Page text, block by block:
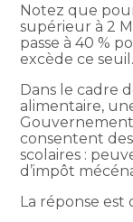
Notez que
supérieur à 2
passe à 40 %
excède ce seuil.
Dans le cadre
alimentaire,
consentent
scolaires :
d’impôt
La réponse est